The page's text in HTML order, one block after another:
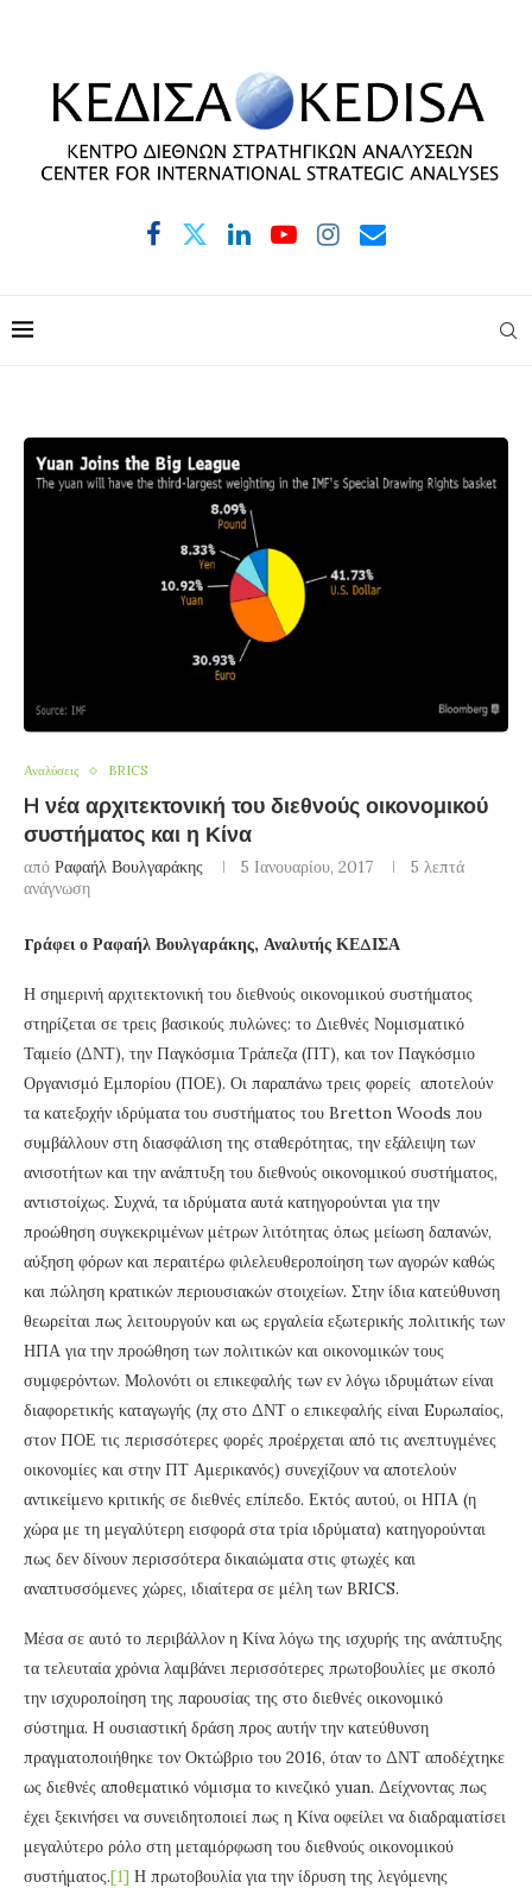
Αναλύσεις BRICS
H νέα αρχιτεκτονική του διεθνούς οικονομικού
συστήματος και η Κίνα
από Ραφαήλ Βουλγαράκης 5 Ιανουαρίου, 2017
5 λεπτά
ανάγνωση
Γράφει ο Ραφαήλ Βουλγαράκης, Αναλυτής ΚΕΔΙΣΑ
Η σημερινή αρχιτεκτονική του διεθνούς οικονομικού συστήματος
στηρίζεται σε τρεις βασικούς πυλώνες: το Διεθνές Νομισματικό
Ταμείο (ΔΝΤ), την Παγκόσμια Τράπεζα (ΠΤ), και τον Παγκόσμιο
Οργανισμό Εμπορίου (ΠΟΕ). Οι παραπάνω τρεις φορείς αποτελούν
τα κατεξοχήν ιδρύματα του συστήματος του Bretton Woods που
συμβάλλουν στη διασφάλιση της σταθερότητας, την εξάλειψη των
ανισοτήτων και την ανάπτυξη του διεθνούς οικονομικού συστήματος,
αντιστοίχως. Συχνά, τα ιδρύματα αυτά κατηγορούνται για την
προώθηση συγκεκριμένων μέτρων λιτότητας όπως μείωση δαπανών,
αύξηση φόρων και περαιτέρω φιλελευθεροποίηση των αγορών καθώς
και πώληση κρατικών περιουσιακών στοιχείων. Στην ίδια κατεύθυνση
θεωρείται πως λειτουργούν και ως εργαλεία εξωτερικής πολιτικής των
ΗΠΑ για την προώθηση των πολιτικών και οικονομικών τους
συμφερόντων. Μολονότι οι επικεφαλής των εν λόγω ιδρυμάτων είναι
διαφορετικής καταγωγής (πχ στο ΔΝΤ ο επικεφαλής είναι Eυρωπαίος,
στον ΠΟΕ τις περισσότερες φορές προέρχεται από τις ανεπτυγμένες
οικονομίες και στην ΠΤ Αμερικανός) συνεχίζουν να αποτελούν
αντικείμενο κριτικής σε διεθνές επίπεδο. Εκτός αυτού, οι ΗΠΑ (η
χώρα με τη μεγαλύτερη εισφορά στα τρία ιδρύματα) κατηγορούνται
πως δεν δίνουν περισσότερα δικαιώματα στις φτωχές και
αναπτυσσόμενες χώρες, ιδιαίτερα σε μέλη των BRICS.
Μέσα σε αυτό το περιβάλλον η Κίνα λόγω της ισχυρής της ανάπτυξης
τα τελευταία χρόνια λαμβάνει περισσότερες πρωτοβουλίες με σκοπό
την ισχυροποίηση της παρουσίας της στο διεθνές οικονομικό
σύστημα. Η ουσιαστική δράση προς αυτήν την κατεύθυνση
πραγματοποιήθηκε τον Οκτώβριο του 2016, όταν το ΔΝΤ αποδέχτηκε
ως διεθνές αποθεματικό νόμισμα το κινεζικό yuan. Δείχνοντας πως
έχει ξεκινήσει να συνειδητοποιεί πως η Κίνα οφείλει να διαδραματίσει
μεγαλύτερο ρόλο στη μεταμόρφωση του διεθνούς οικονομικού
συστήματος.[1] Η πρωτοβουλία για την ίδρυση της λεγόμενης